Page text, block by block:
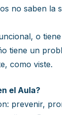
no saben
o
tiene un
como viste.
el Aula?
prevenir,